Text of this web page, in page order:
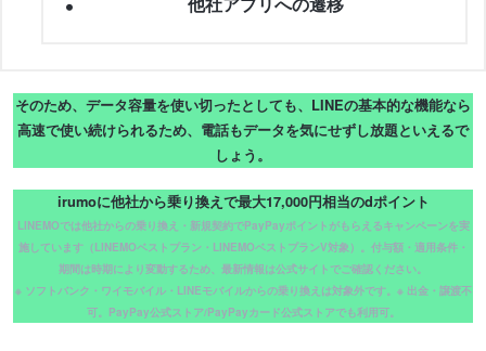
そのため、データ容量を使い切ったとしても、LINEの基本的な機能なら
高速で使い続けられるため、電話もデータを気にせずし放題といえるで
しょう。
irumoに他社から乗り換えで最大17,000円相当のdポイント
LINEMOでは他社からの乗り換え・新規契約でPayPayポイントがもらえるキャンペーンを実
施しています（LINEMOベストプラン・LINEMOベストプランV対象）。付与額・適用条件・
期間は時期により変動するため、最新情報は公式サイトでご確認ください。
※ ソフトバンク・ワイモバイル・LINEモバイルからの乗り換えは対象外です。※ 出金・譲渡不
可。PayPay公式ストア/PayPayカード公式ストアでも利用可。